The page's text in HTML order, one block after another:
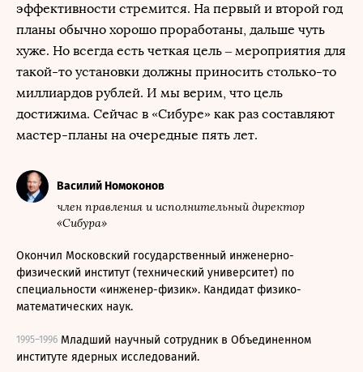
эффективности стремится. На первый и второй год
планы обычно хорошо проработаны, дальше чуть
хуже. Но всегда есть четкая цель – мероприятия для
такой-то установки должны приносить столько-то
миллиардов рублей. И мы верим, что цель
достижима. Сейчас в «Сибуре» как раз составляют
мастер-планы на очередные пять лет.
Василий Номоконов
член правления и исполнительный директор
«Сибура»
Окончил Московский государственный инженерно-
физический институт (технический университет) по
специальности «инженер-физик». Кандидат физико-
математических наук.
1995–1996 Младший научный сотрудник в Объединенном
институте ядерных исследований.